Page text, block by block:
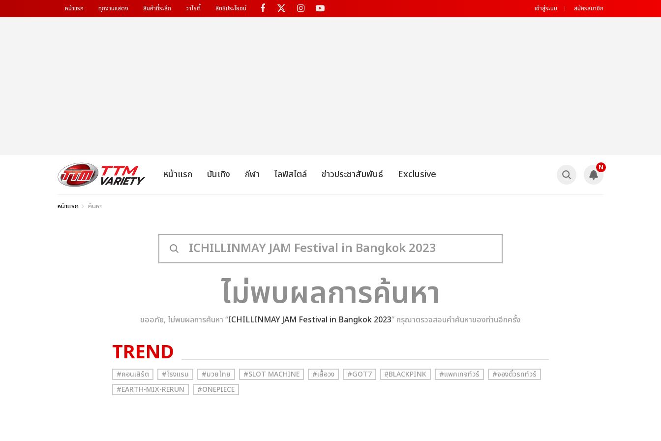
หน้าแรก ทุกงานแสดง สินค้าที่ระลึก วาไรตี้ สิทธิประโยชน์ เข้าสู่ระบบ สมัครสมาชิก
หน้าแรก บันเทิง กีฬา ไลฟ์สไตล์ ข่าวประชาสัมพันธ์ Exclusive
N
หน้าแรก ค้นหา
ไม่พบผลการค้นหา
ขออภัย, ไม่พบผลการค้นหา “ICHILLINMAY JAM Festival in Bangkok 2023” กรุณาตรวจสอบคำค้นหาของท่านอีกครั้ง
TREND
#คอนเสิร์ต #โรงแรม #มวยไทย #SLOT MACHINE #เสื้อวง #GOT7 #ฺBLACKPINK #แพคเกจทัวร์
#จองตั๋วรถทัวร์
#EARTH-MIX-RERUN
#ONEPIECE